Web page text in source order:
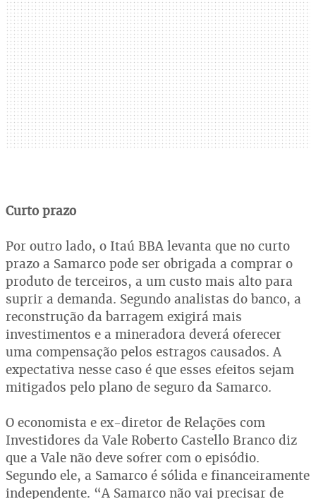
Curto prazo
Por outro lado, o Itaú BBA levanta que no curto
prazo a Samarco pode ser obrigada a comprar o
produto de terceiros, a um custo mais alto para
suprir a demanda. Segundo analistas do banco, a
reconstrução da barragem exigirá mais
investimentos e a mineradora deverá oferecer
uma compensação pelos estragos causados. A
expectativa nesse caso é que esses efeitos sejam
mitigados pelo plano de seguro da Samarco.
O economista e ex-diretor de Relações com
Investidores da Vale Roberto Castello Branco diz
que a Vale não deve sofrer com o episódio.
Segundo ele, a Samarco é sólida e financeiramente
independente. “A Samarco não vai precisar de